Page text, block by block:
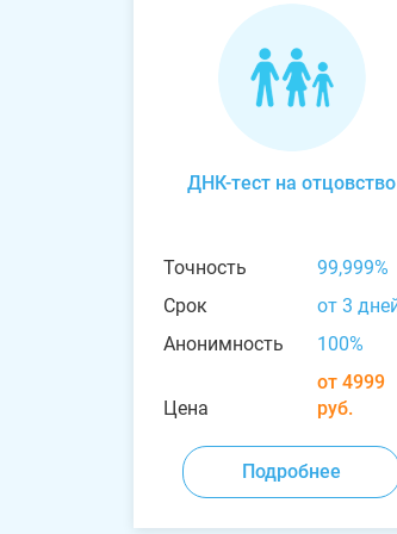
ДНК-тест на отцовство
Точность
99,999%
Срок
от 3
Анонимность
100%
Цена
от 4999
руб.
Подробнее